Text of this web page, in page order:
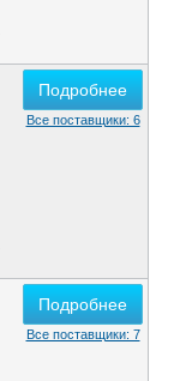
Подробнее
Все поставщики: 6
Подробнее
Все поставщики: 7